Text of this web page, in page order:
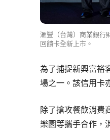
滙豐（台灣）商業銀行
回饋卡全新上市。
為了捕捉新興富裕
場之一。該信用卡
除了搶攻餐飲消費
樂園等攜手合作，